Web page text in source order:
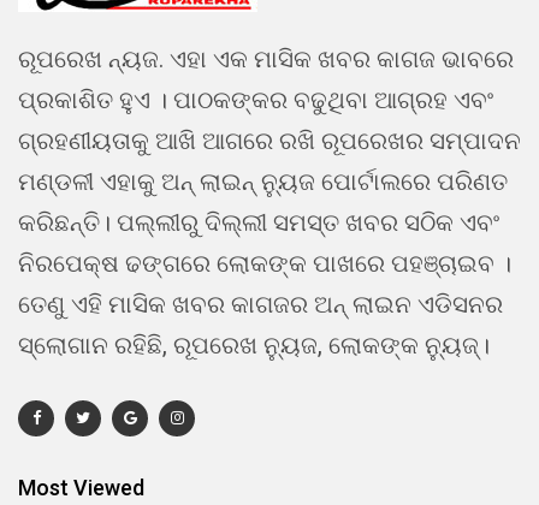
ରୂପରେଖ ନ୍ୟଜ. ଏହା ଏକ ମାସିକ ଖବର କାଗଜ ଭାବରେ
ପ୍ରକାଶିତ ହୁଏ । ପାଠକଙ୍କର ବଢୁଥିବା ଆଗ୍ରହ ଏବଂ
ଗ୍ରହଣୀୟତାକୁ ଆଖି ଆଗରେ ରଖି ରୂପରେଖର ସମ୍ପାଦନ
ମଣ୍ଡଳୀ ଏହାକୁ ଅନ୍ ଲାଇନ୍ ନ୍ୟୁଜ ପୋର୍ଟାଲରେ ପରିଣତ
କରିଛନ୍ତି। ପଲ୍ଲୀରୁ ଦିଲ୍ଲୀ ସମସ୍ତ ଖବର ସଠିକ ଏବଂ
ନିରପେକ୍ଷ ଢଙ୍ଗରେ ଲୋକଙ୍କ ପାଖରେ ପହଞ୍ଚାଇବ ।
ତେଣୁ ଏହି ମାସିକ ଖବର କାଗଜର ଅନ୍ ଲାଇନ ଏଡିସନର
ସ୍ଲୋଗାନ ରହିଛି, ରୂପରେଖ ନ୍ୟୁଜ, ଲୋକଙ୍କ ନ୍ୟୁଜ୍।
Most Viewed